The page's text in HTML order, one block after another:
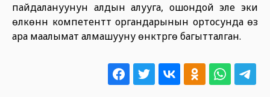
пайдалануунун алдын алууга, ошондой эле эки
өлкөнүн компетенттүү органдарынын ортосунда өз
ара маалымат алмашууну өнүктүрүүгө багытталган.